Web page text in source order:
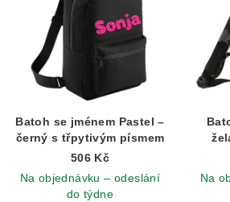
Batoh se jménem Pastel –
černý s třpytivým písmem
506 Kč
Na objednávku – odeslání
do týdne
Na